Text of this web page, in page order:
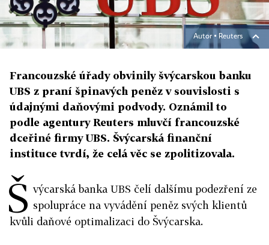
Autor ▪ Reuters
Francouzské úřady obvinily švýcarskou banku
UBS z praní špinavých peněz v souvislosti s
údajnými daňovými podvody. Oznámil to
podle agentury Reuters mluvčí francouzské
dceřiné firmy UBS. Švýcarská finanční
instituce tvrdí, že celá věc se zpolitizovala.
Š výcarská banka UBS čelí dalšímu podezření ze
spolupráce na vyvádění peněz svých klientů
kvůli daňové optimalizaci do Švýcarska.